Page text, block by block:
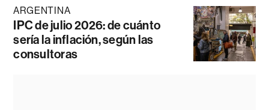
ARGENTINA
IPC de julio 2026: de cuánto
sería la inflación, según las
consultoras